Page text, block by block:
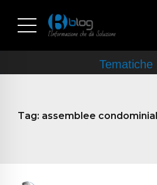
Tag: assemblee